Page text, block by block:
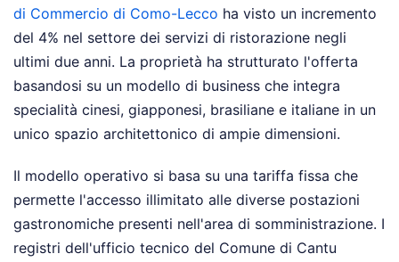
di Commercio di Como-Lecco ha visto un incremento
del 4% nel settore dei servizi di ristorazione negli
ultimi due anni. La proprietà ha strutturato l'offerta
basandosi su un modello di business che integra
specialità cinesi, giapponesi, brasiliane e italiane in un
unico spazio architettonico di ampie dimensioni.
Il modello operativo si basa su una tariffa fissa che
permette l'accesso illimitato alle diverse postazioni
gastronomiche presenti nell'area di somministrazione. I
registri dell'ufficio tecnico del Comune di Cantu